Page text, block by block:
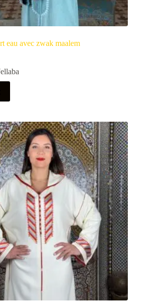
eau avec zwak maalem